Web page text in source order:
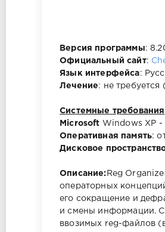
Версия программы:
Официальный сайт:
Язык интерфейса:
Лечение: не
Системные требования
Microsoft Windows XP -
Оперативная память:
Дисковое
Описание: Reg
операторных
его сокращение и
и смены информации. С
ввозимых reg-файлов